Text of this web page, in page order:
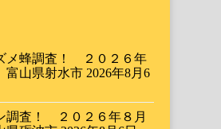
メ蜂調査！ ２０２６年
山県射水市 2026年8月6
調査！ ２０２６年８月